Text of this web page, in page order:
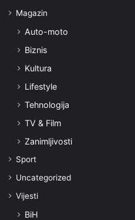
Magazin
Auto-moto
Biznis
Kultura
Lifestyle
Tehnologija
TV & Film
Zanimljivosti
Sport
Uncategorized
Vijesti
BiH